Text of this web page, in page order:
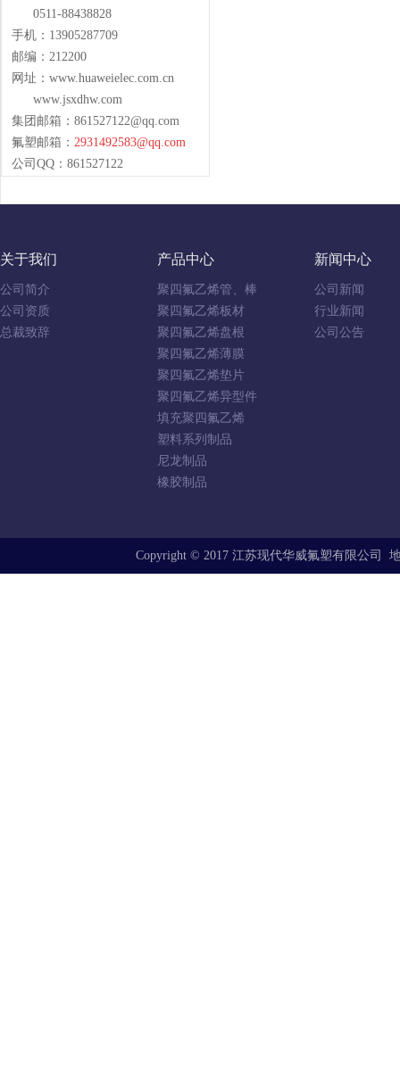
0511-88438828
手机：13905287709
邮编：212200
网址：www.huaweielec.com.cn
www.jsxdhw.com
集团邮箱： 861527122@qq.com
氟塑邮箱： 2931492583@qq.com
公司QQ：861527122
关于我们
公司简介
公司资质
总裁致辞
产品中心
聚四氟乙烯管、棒
聚四氟乙烯板材
聚四氟乙烯盘根
聚四氟乙烯薄膜
聚四氟乙烯垫片
聚四氟乙烯异型件
填充聚四氟乙烯
塑料系列制品
尼龙制品
橡胶制品
新闻中心
公司新闻
行业新闻
公司公告
Copyright © 2017 江苏现代华威氟塑有限公司